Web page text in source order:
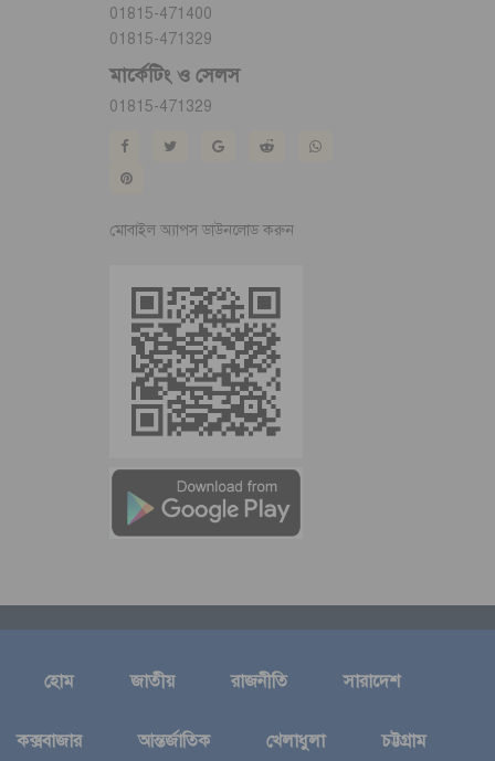
01815-471400
01815-471329
মার্কেটিং ও সেলস
01815-471329
মোবাইল অ্যাপস ডাউনলোড করুন
হোম জাতীয় রাজনীতি সারাদেশ
কক্সবাজার আন্তর্জাতিক খেলাধুলা চট্টগ্রাম